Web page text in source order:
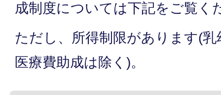
成制度については下記をご覧く
ただし、所得制限があります(
医療費助成は除く)。